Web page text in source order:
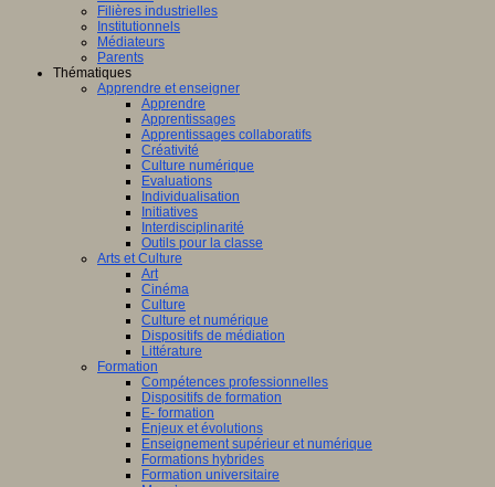
Filières industrielles
Institutionnels
Médiateurs
Parents
Thématiques
Apprendre et enseigner
Apprendre
Apprentissages
Apprentissages collaboratifs
Créativité
Culture numérique
Evaluations
Individualisation
Initiatives
Interdisciplinarité
Outils pour la classe
Arts et Culture
Art
Cinéma
Culture
Culture et numérique
Dispositifs de médiation
Littérature
Formation
Compétences professionnelles
Dispositifs de formation
E- formation
Enjeux et évolutions
Enseignement supérieur et numérique
Formations hybrides
Formation universitaire